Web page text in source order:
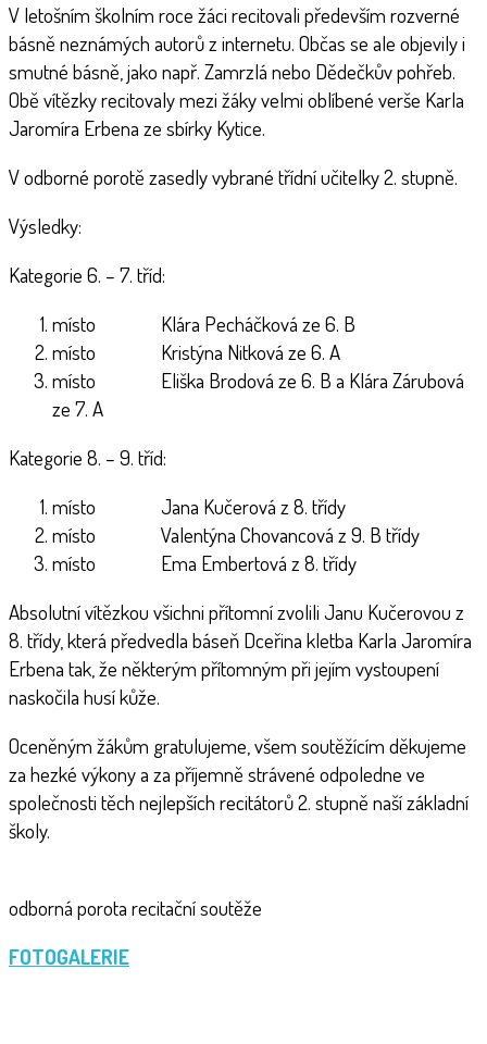
V letošním školním roce žáci recitovali především rozverné
básně neznámých autorů z internetu. Občas se ale objevily i
smutné básně, jako např. Zamrzlá nebo Dědečkův pohřeb.
Obě vítězky recitovaly mezi žáky velmi oblíbené verše Karla
Jaromíra Erbena ze sbírky Kytice.
V odborné porotě zasedly vybrané třídní učitelky 2. stupně.
Výsledky:
Kategorie 6. – 7. tříd:
místo Klára Pecháčková ze 6. B
místo Kristýna Nitková ze 6. A
místo Eliška Brodová ze 6. B a Klára Zárubová
ze 7. A
Kategorie 8. – 9. tříd:
místo Jana Kučerová z 8. třídy
místo Valentýna Chovancová z 9. B třídy
místo Ema Embertová z 8. třídy
Absolutní vítězkou všichni přítomní zvolili Janu Kučerovou z
8. třídy, která předvedla báseň Dceřina kletba Karla Jaromíra
Erbena tak, že některým přítomným při jejím vystoupení
naskočila husí kůže.
Oceněným žákům gratulujeme, všem soutěžícím děkujeme
za hezké výkony a za příjemně strávené odpoledne ve
společnosti těch nejlepších recitátorů 2. stupně naší základní
školy.
odborná porota recitační soutěže
FOTOGALERIE